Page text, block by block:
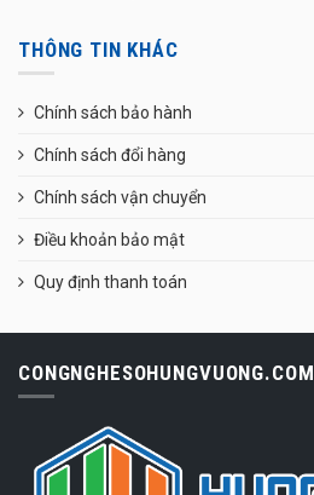
THÔNG TIN KHÁC
Chính sách bảo hành
Chính sách đổi hàng
Chính sách vận chuyển
Điều khoản bảo mật
Quy định thanh toán
CONGNGHESOHUNGVUONG.COM